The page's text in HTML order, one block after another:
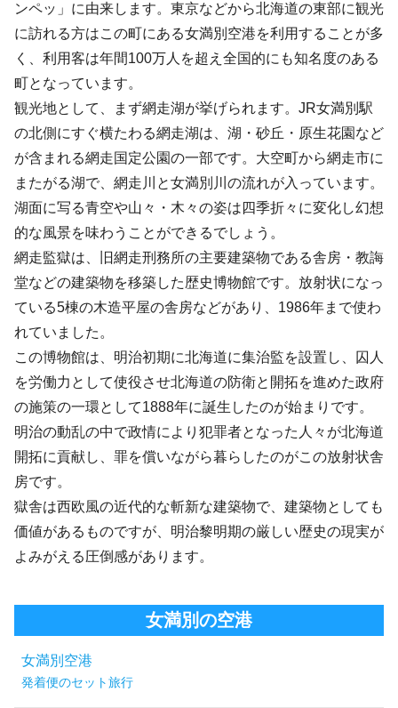
ンペッ」に由来します。東京などから北海道の東部に観光
に訪れる方はこの町にある女満別空港を利用することが多
く、利用客は年間100万人を超え全国的にも知名度のある
町となっています。
観光地として、まず網走湖が挙げられます。JR女満別駅
の北側にすぐ横たわる網走湖は、湖・砂丘・原生花園など
が含まれる網走国定公園の一部です。大空町から網走市に
またがる湖で、網走川と女満別川の流れが入っています。
湖面に写る青空や山々・木々の姿は四季折々に変化し幻想
的な風景を味わうことができるでしょう。
網走監獄は、旧網走刑務所の主要建築物である舎房・教誨
堂などの建築物を移築した歴史博物館です。放射状になっ
ている5棟の木造平屋の舎房などがあり、1986年まで使わ
れていました。
この博物館は、明治初期に北海道に集治監を設置し、囚人
を労働力として使役させ北海道の防衛と開拓を進めた政府
の施策の一環として1888年に誕生したのが始まりです。
明治の動乱の中で政情により犯罪者となった人々が北海道
開拓に貢献し、罪を償いながら暮らしたのがこの放射状舎
房です。
獄舎は西欧風の近代的な斬新な建築物で、建築物としても
価値があるものですが、明治黎明期の厳しい歴史の現実が
よみがえる圧倒感があります。
女満別の空港
女満別空港
発着便のセット旅行